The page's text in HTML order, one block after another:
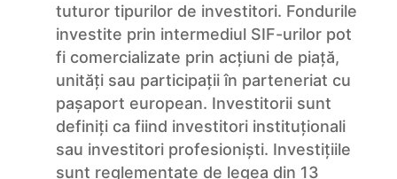
tuturor tipurilor de investitori. Fondurile
investite prin intermediul SIF-urilor pot
fi comercializate prin acțiuni de piață,
unități sau participații în parteneriat cu
pașaport european. Investitorii sunt
definiți ca fiind investitori instituționali
sau investitori profesioniști. Investițiile
sunt reglementate de legea din 13